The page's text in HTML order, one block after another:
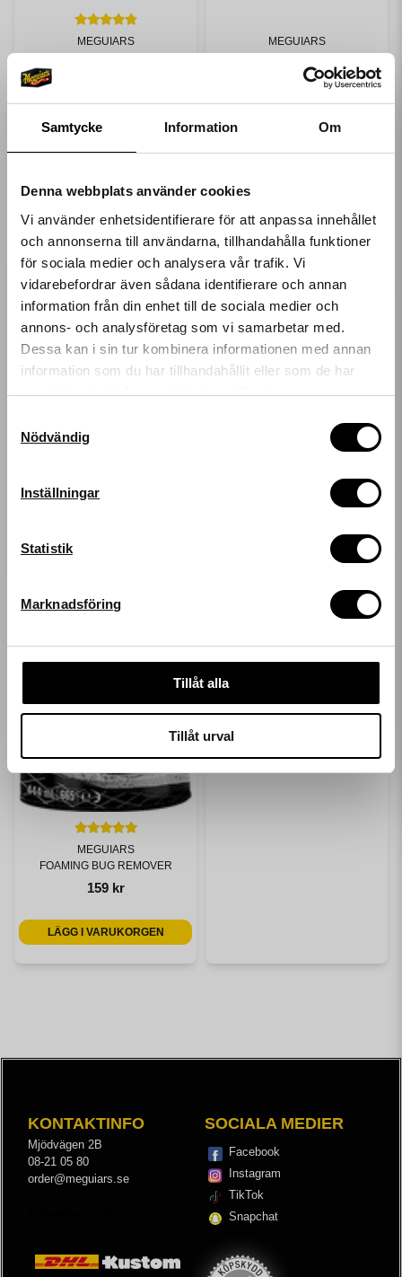
Samtycke Information Om
Denna webbplats använder cookies
Vi använder enhetsidentifierare för att anpassa innehållet
och annonserna till användarna, tillhandahålla funktioner
för sociala medier och analysera vår trafik. Vi
vidarebefordrar även sådana identifierare och annan
information från din enhet till de sociala medier och
annons- och analysföretag som vi samarbetar med.
Dessa kan i sin tur kombinera informationen med annan
information som du har tillhandahållit eller som de har
samlat in när du har använt deras tjänster.
Nödvändig
Inställningar
Statistik
Marknadsföring
Tillåt alla
Tillåt urval
MEGUIARS
LÄGG I VARUKORGEN
MEGUIARS
329 kr
LÄGG I VARUKORGEN
MEGUIARS
FOAMING BUG REMOVER
159 kr
LÄGG I VARUKORGEN
Få 10%* rabatt på
ditt nästa köp!
Ange din e-postadress nedan för att få en rabattkod på
Mejladress
KONTAKTINFO
Mjödvägen 2B
08-21 05 80
order@meguiars.se
SOCIALA MEDIER
Facebook
Instagram
TikTok
Snapchat